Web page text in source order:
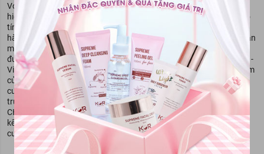
Với 50 năm kinh nghiệm trong lĩnh vực sản xuất mỹ phẩm, thương
hiệu
OHUI
đã chinh phục được cả những khách hàng có làn da ''khó
tính" nhất. Thương hiệu này luôn đặt chất lượng của sản phẩm lên
hàng đầu và không ngừng nâng cao công nghệ tiên tiến, thành phần
mỹ phẩm đặc biệt với đẳng cấp thế giới. Dòng mỹ phẩm của hãng
được nghiên cứu và kiểm định nghiêm ngặt từ Viện tế bào gốc CHA -
Viện nghiên cứu mỹ phẩm uy tín hàng đầu Hàn Quốc. Các sản phẩm
củaOHUI
hướng tới việc nuôi dưỡng làn da trắng sáng, rạng ngời,
cung cấp ẩm và chống lại sự hiệu lão hóa của da tuổi tác và môi
trường. 100% các thành phần có trong mỹ phẩm Ohui được viện
CHA chứng nhận là hoàn toàn an toàn, không gây kích ứng cho da
kể cả với làn da nhạy cảm. Ohui đã góp sức rất nhiều trong công
cuộc " giữ gìn sắc xuân" của phái đẹp.